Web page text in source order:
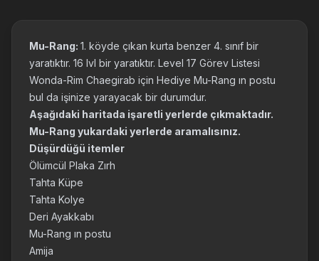
Mu-Rang: 1. köyde çıkan kurta benzer 4. sınıf bir
yaratıktır. 16 lvl bir yaratıktır. Level 17 Görev Listesi
Wonda-Rim Chaegirab için Hediye Mu-Rang ın postu
bul da işinize yarayacak bir durumdur.
Aşağıdaki haritada işaretli yerlerde çıkmaktadır.
Mu-Rang yukardaki yerlerde aramalısınız.
Düşürdüğü itemler
Ölümcül Plaka Zırh
Tahta Küpe
Tahta Kolye
Deri Ayakkabı
Mu-Rang ın postu
Amija